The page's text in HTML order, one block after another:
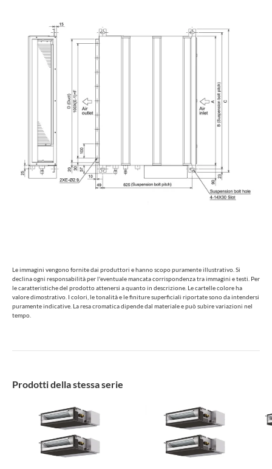
Le immagini vengono fornite dai produttori e hanno scopo puramente illustrativo. Si
declina ogni responsabilità per l'eventuale mancata corrispondenza tra immagini e testi. Per
le caratteristiche del prodotto attenersi a quanto in descrizione. Le cartelle colore ha
valore dimostrativo. I colori, le tonalità e le finiture superficiali riportate sono da intendersi
puramente indicative. La resa cromatica dipende dal materiale e può subire variazioni nel
tempo.
Prodotti della stessa serie